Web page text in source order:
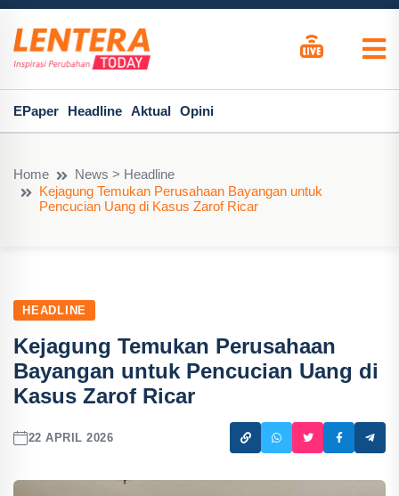
EPaper Headline Aktual Opini
Home
News > Headline
Kejagung Temukan Perusahaan Bayangan untuk
Pencucian Uang di Kasus Zarof Ricar
HEADLINE
Kejagung Temukan Perusahaan
Bayangan untuk Pencucian Uang di
Kasus Zarof Ricar
22 APRIL 2026